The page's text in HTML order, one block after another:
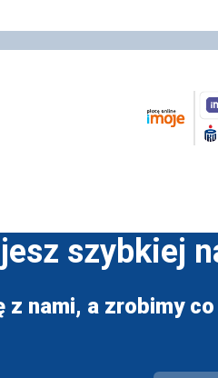
szybkiej
z nami, a zrobimy